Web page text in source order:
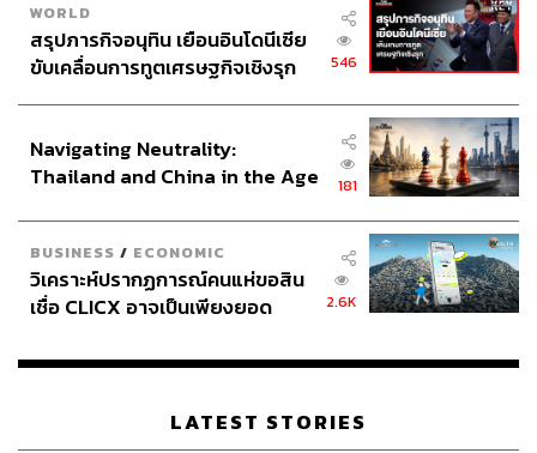
WORLD
สรุปภารกิจอนุทิน เยือนอินโดนีเซีย
ขับเคลื่อนการทูตเศรษฐกิจเชิงรุก
546
Navigating Neutrality:
Thailand and China in the Age
181
BUSINESS / ECONOMIC
วิเคราะห์ปรากฏการณ์คนแห่ขอสิน
เชื่อ CLICX อาจเป็นเพียงยอด
เรือนไทยที่ถูกซุกไว้
2.6K
LATEST STORIES